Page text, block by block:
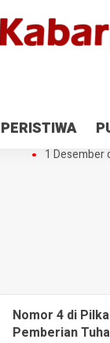
PERISTIWA
Antisipasi 1
Gedung
1 Desember
Nomor 4 di
Pemberian